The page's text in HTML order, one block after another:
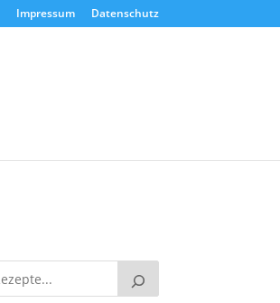
Impressum Datenschutz